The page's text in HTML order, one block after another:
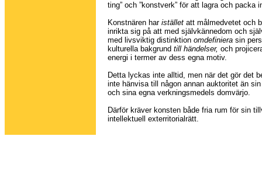
ting” och ”konstverk” för att lagra och packa
Konstnären haristället att målmedvetet och
inrikta sig på att med självkännedom och
med livsviktig distinktion omdefiniera sin
kulturella bakgrund till händelser, och
energi i termer av dess egna motiv.
Detta lyckas inte alltid, men när det gör det
inte hänvisa till någon annan auktoritet än
och sina egna verkningsmedels domvärjo.
Därför kräver konsten både fria rum för sin
intellektuell exterritorialrätt.